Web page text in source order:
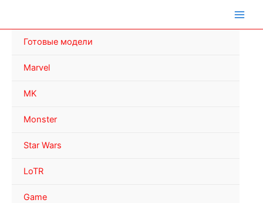
Готовые модели
Marvel
MK
Monster
Star Wars
LoTR
Game